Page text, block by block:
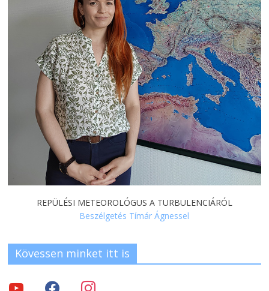
REPÜLÉSI METEOROLÓGUS A TURBULENCIÁRÓL
Beszélgetés Tímár Ágnessel
Kövessen minket itt is